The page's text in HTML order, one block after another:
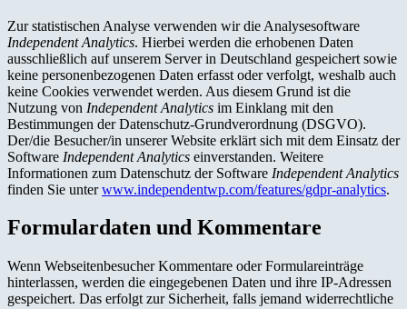
Zur statistischen Analyse verwenden wir die Analysesoftware
Independent Analytics. Hierbei werden die erhobenen Daten
ausschließlich auf unserem Server in Deutschland gespeichert sowie
keine personenbezogenen Daten erfasst oder verfolgt, weshalb auch
keine Cookies verwendet werden. Aus diesem Grund ist die
Nutzung von Independent Analytics im Einklang mit den
Bestimmungen der Datenschutz-Grundverordnung (DSGVO).
Der/die Besucher/in unserer Website erklärt sich mit dem Einsatz der
Software Independent Analytics einverstanden. Weitere
Informationen zum Datenschutz der Software Independent Analytics
finden Sie unterwww.independentwp.com/features/gdpr-analytics.
Formulardaten und Kommentare
Wenn Webseitenbesucher Kommentare oder Formulareinträge
hinterlassen, werden die eingegebenen Daten und ihre IP-Adressen
gespeichert. Das erfolgt zur Sicherheit, falls jemand widerrechtliche